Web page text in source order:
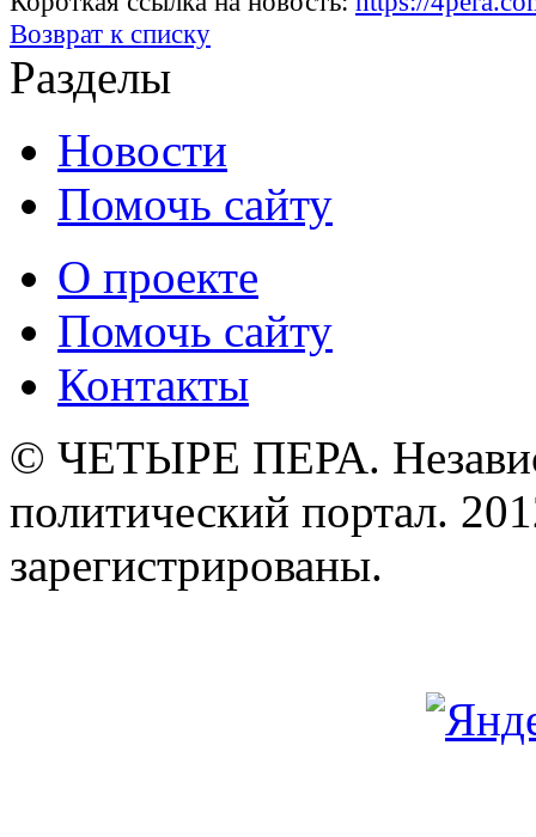
Возврат к списку
Разделы
Новости
Помочь сайту
О проекте
Помочь сайту
Контакты
© ЧЕТЫРЕ ПЕРА.
политический портал.
зарегистрированы.